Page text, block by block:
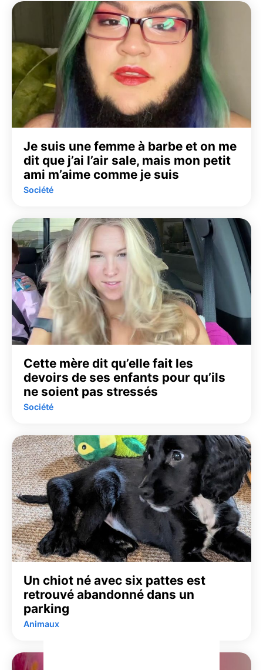
Je suis une femme à barbe et on me
dit que j’ai l’air sale, mais mon petit
ami m’aime comme je suis
Société
Cette mère dit qu’elle fait les
devoirs de ses enfants pour qu’ils
ne soient pas stressés
Société
Un chiot né avec six pattes est
retrouvé abandonné dans un
parking
Animaux